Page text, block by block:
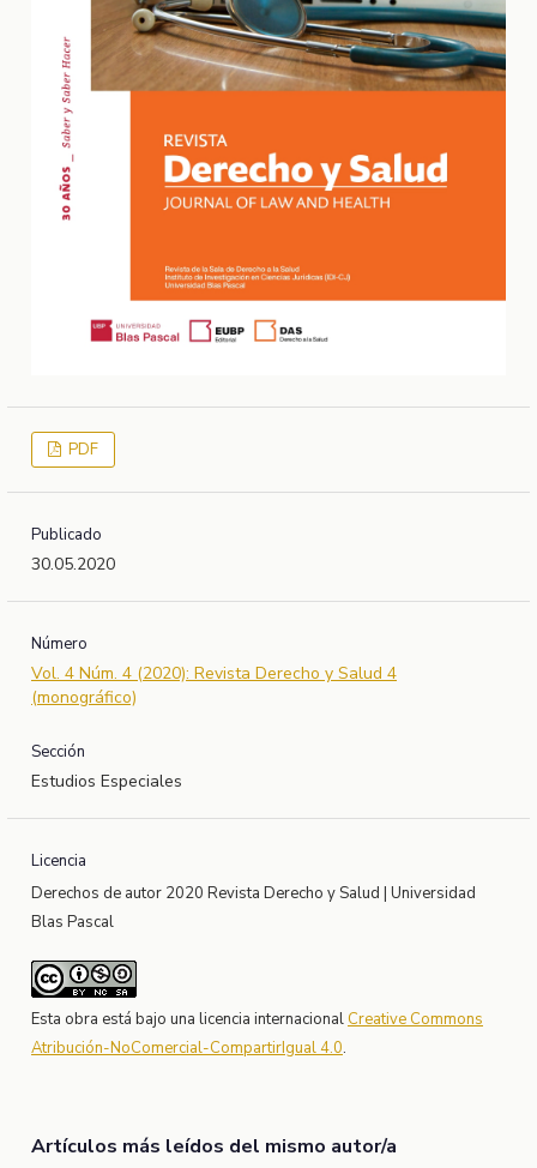
PDF
Publicado
30.05.2020
Número
Vol. 4 Núm. 4 (2020): Revista Derecho y Salud 4
(monográfico)
Sección
Estudios Especiales
Licencia
Derechos de autor 2020 Revista Derecho y Salud | Universidad
Blas Pascal
Esta obra está bajo una licencia internacional Creative Commons
Atribución-NoComercial-CompartirIgual 4.0.
Artículos más leídos del mismo autor/a